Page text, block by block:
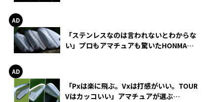
「ステンレスなのは言われないとわからな
い」プロもアマチュアも驚いたHONMA
「Pxは楽に飛ぶ。Vxは打感がいい。TOUR
Vはカッコいい」アマチュアが選ぶ